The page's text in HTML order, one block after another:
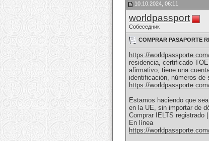
10.10.2024, 06:11
worldpassport
Собеседник
COMPRAR PASAPORTE
https://
residencia, certificado
afirmativo, tiene una
identificación, números de
https://
Estamos haciendo que
en la UE, sin importar de
Comprar IELTS registrado
En línea
https://